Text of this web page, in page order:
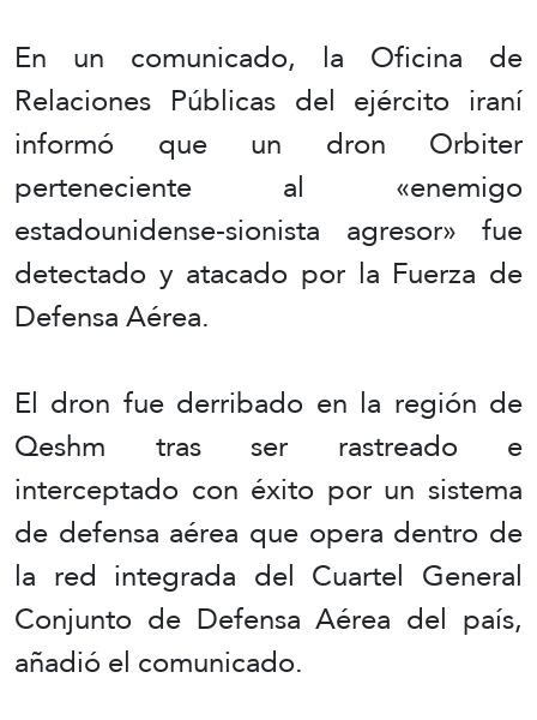
En un comunicado, la Oficina de
Relaciones Públicas del ejército iraní
informó que un dron Orbiter
perteneciente al «enemigo
estadounidense-sionista agresor» fue
detectado y atacado por la Fuerza de
Defensa Aérea.
El dron fue derribado en la región de
Qeshm tras ser rastreado e
interceptado con éxito por un sistema
de defensa aérea que opera dentro de
la red integrada del Cuartel General
Conjunto de Defensa Aérea del país,
añadió el comunicado.